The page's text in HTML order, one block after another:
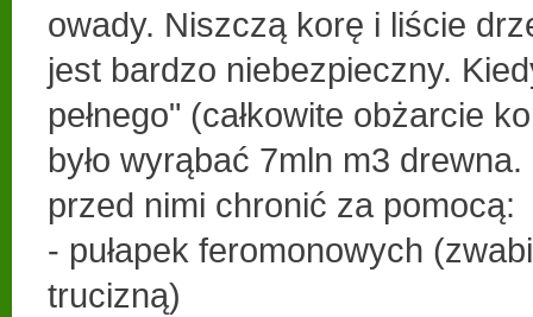
owady. Niszczą korę i liście
jest bardzo niebezpieczny.
pełnego" (całkowite obżarcie
było wyrąbać 7mln m3
przed nimi chronić za pomocą:
- pułapek feromonowych
trucizną)